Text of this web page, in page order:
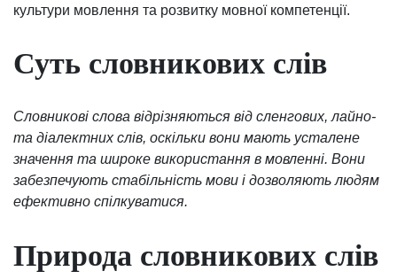
культури мовлення та розвитку мовної компетенції.
Суть словникових слів
Словникові слова відрізняються від сленгових, лайно-
та діалектних слів, оскільки вони мають усталене
значення та широке використання в мовленні. Вони
забезпечують стабільність мови і дозволяють людям
ефективно спілкуватися.
Природа словникових слів